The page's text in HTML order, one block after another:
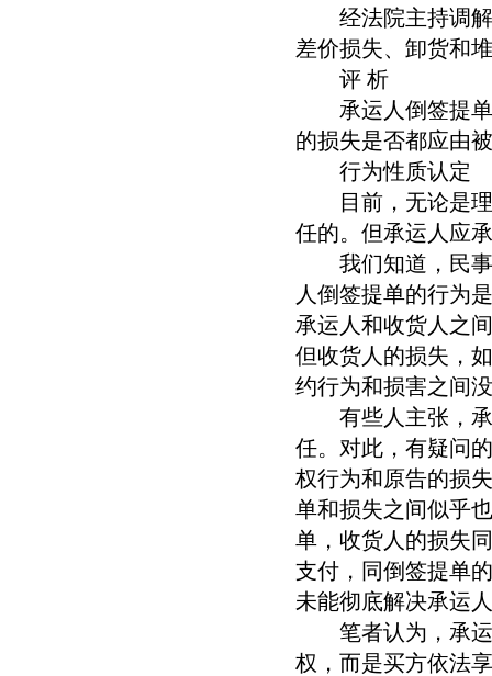
经法院主持调解
差价损失、卸货和
评 析
承运人倒签提单
的损失是否都应由
行为性质认定
目前，无论是理
任的。但承运人应
我们知道，民事
人倒签提单的行为
承运人和收货人之
但收货人的损失，
约行为和损害之间
有些人主张，承
任。对此，有疑问
权行为和原告的损
单和损失之间似乎
单，收货人的损失
支付，同倒签提单
未能彻底解决承运
笔者认为，承运
权，而是买方依法